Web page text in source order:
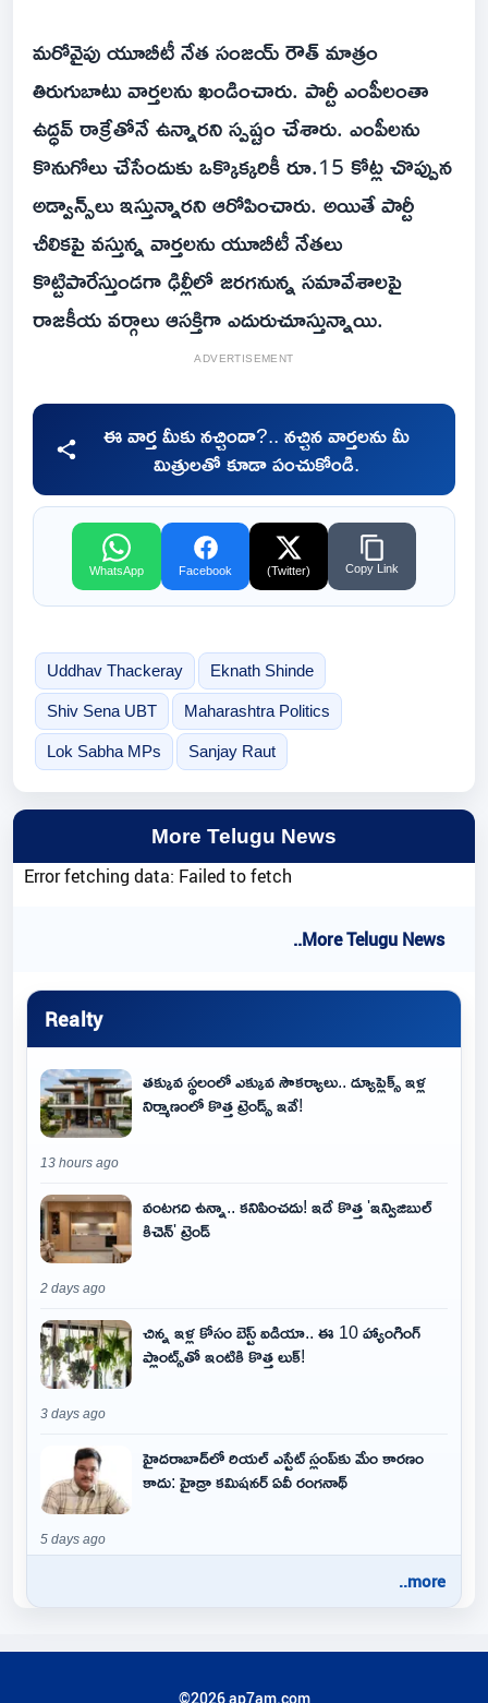
మరోవైపు యూబీటీ నేత సంజయ్‌ రౌత్‌ మాత్రం
తిరుగుబాటు వార్తలను ఖండించారు. పార్టీ ఎంపీలంతా
ఉద్ధవ్‌ ఠాక్రేతోనే ఉన్నారని స్పష్టం చేశారు. ఎంపీలను
కొనుగోలు చేసేందుకు ఒక్కొక్కరికీ రూ.15 కోట్ల చొప్పున
అడ్వాన్స్‌లు ఇస్తున్నారని ఆరోపించారు. అయితే పార్టీ
చీలికపై వస్తున్న వార్తలను యూబీటీ నేతలు
కొట్టిపారేస్తుండగా ఢిల్లీలో జరగనున్న సమావేశాలపై
రాజకీయ వర్గాలు ఆసక్తిగా ఎదురుచూస్తున్నాయి.
ADVERTISEMENT
ఈ వార్త మీకు నచ్చిందా?.. నచ్చిన వార్తలను మీ
మిత్రులతో కూడా పంచుకోండి.
WhatsApp Facebook (Twitter) Copy Link
Uddhav Thackeray Eknath Shinde
Shiv Sena UBT Maharashtra Politics
Lok Sabha MPs Sanjay Raut
More Telugu News
Error fetching data: Failed to fetch
..More Telugu News
Realty
తక్కువ స్థలంలో ఎక్కువ సౌకర్యాలు.. డ్యూప్లెక్స్ ఇళ్ల
నిర్మాణంలో కొత్త ట్రెండ్స్ ఇవే!
13 hours ago
వంటగది ఉన్నా.. కనిపించదు! ఇదే కొత్త 'ఇన్విజిబుల్
కిచెన్' ట్రెండ్
2 days ago
చిన్న ఇళ్ల కోసం బెస్ట్ ఐడియా.. ఈ 10 హ్యాంగింగ్
ప్లాంట్స్‌తో ఇంటికి కొత్త లుక్!
3 days ago
హైదరాబాద్‌లో రియల్ ఎస్టేట్ స్లంప్‌కు మేం కారణం
కాదు: హైడ్రా కమిషనర్ ఏవీ రంగనాథ్
5 days ago
..more
©2026 ap7am.com